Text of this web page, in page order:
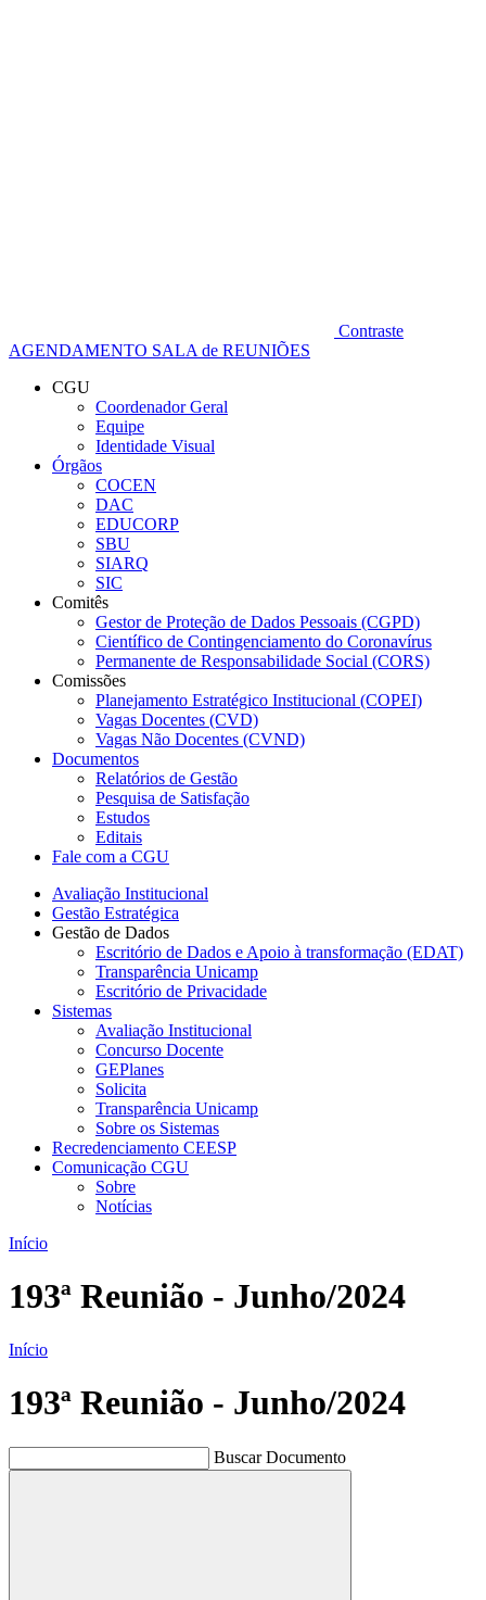
Contraste
AGENDAMENTO SALA de REUNIÕES
CGU
Coordenador Geral
Equipe
Identidade Visual
Órgãos
COCEN
DAC
EDUCORP
SBU
SIARQ
SIC
Comitês
Gestor de Proteção de Dados Pessoais (CGPD)
Científico de Contingenciamento do Coronavírus
Permanente de Responsabilidade Social (CORS)
Comissões
Planejamento Estratégico Institucional (COPEI)
Vagas Docentes (CVD)
Vagas Não Docentes (CVND)
Documentos
Relatórios de Gestão
Pesquisa de Satisfação
Estudos
Editais
Fale com a CGU
Avaliação Institucional
Gestão Estratégica
Gestão de Dados
Escritório de Dados e Apoio à transformação (EDAT)
Transparência Unicamp
Escritório de Privacidade
Sistemas
Avaliação Institucional
Concurso Docente
GEPlanes
Solicita
Transparência Unicamp
Sobre os Sistemas
Recredenciamento CEESP
Comunicação CGU
Sobre
Notícias
Início
193ª Reunião - Junho/2024
Início
193ª Reunião - Junho/2024
Buscar Documento